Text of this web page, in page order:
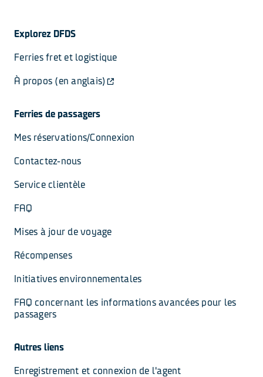
Explorez DFDS
Ferries fret et logistique
À propos (en anglais)
Ferries de passagers
Mes réservations/Connexion
Contactez-nous
Service clientèle
FAQ
Mises à jour de voyage
Récompenses
Initiatives environnementales
FAQ concernant les informations avancées pour les
passagers
Autres liens
Enregistrement et connexion de l'agent